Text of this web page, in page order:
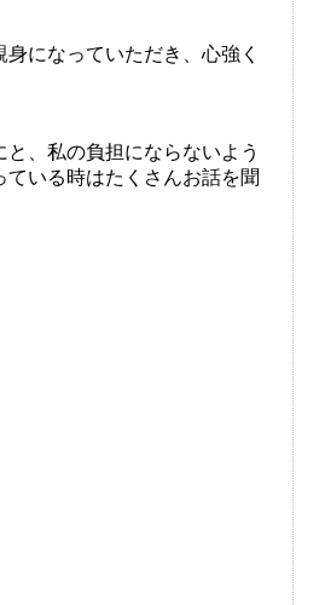
になっていただき、心強く
、私の負担にならないよう
いる時はたくさんお話を聞